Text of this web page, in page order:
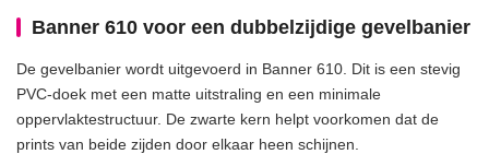
Banner 610 voor een dubbelzijdige gevelbanier
De gevelbanier wordt uitgevoerd in Banner 610. Dit is een stevig
PVC-doek met een matte uitstraling en een minimale
oppervlaktestructuur. De zwarte kern helpt voorkomen dat de
prints van beide zijden door elkaar heen schijnen.